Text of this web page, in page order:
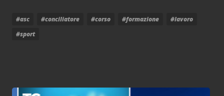
#asc #conciliatore #corso #formazione
#lavoro
#sport